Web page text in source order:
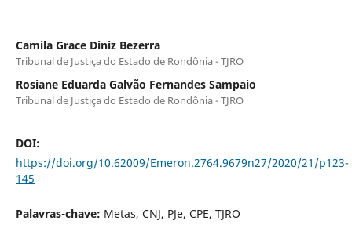
Camila Grace Diniz Bezerra
Tribunal de Justiça do Estado de Rondônia - TJRO
Rosiane Eduarda Galvão Fernandes Sampaio
Tribunal de Justiça do Estado de Rondônia - TJRO
DOI:
https://doi.org/10.62009/Emeron.2764.9679n27/2020/21/p123-
145
Palavras-chave: Metas, CNJ, PJe, CPE, TJRO